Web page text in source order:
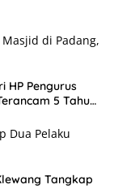
HP Pengurus
5 Tahun
Tangkap